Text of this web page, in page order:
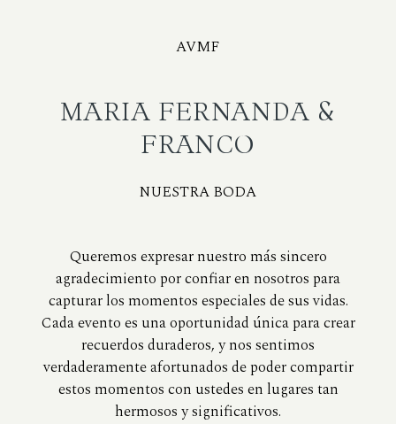
AVMF
MARIA FERNANDA &
FRANCO
NUESTRA BODA
Queremos expresar nuestro más sincero
agradecimiento por confiar en nosotros para
capturar los momentos especiales de sus vidas.
Cada evento es una oportunidad única para crear
recuerdos duraderos, y nos sentimos
verdaderamente afortunados de poder compartir
estos momentos con ustedes en lugares tan
hermosos y significativos.